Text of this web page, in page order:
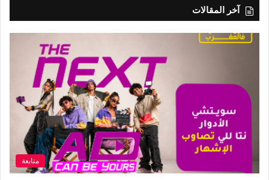
آخر المقالات
متابعة